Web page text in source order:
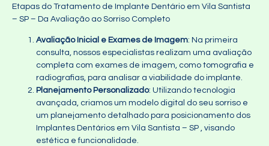
Etapas do Tratamento de Implante Dentário em Vila Santista
– SP – Da Avaliação ao Sorriso Completo
Avaliação Inicial e Exames de Imagem: Na primeira
consulta, nossos especialistas realizam uma avaliação
completa com exames de imagem, como tomografia e
radiografias, para analisar a viabilidade do implante.
Planejamento Personalizado: Utilizando tecnologia
avançada, criamos um modelo digital do seu sorriso e
um planejamento detalhado para posicionamento dos
Implantes Dentários em Vila Santista – SP , visando
estética e funcionalidade.